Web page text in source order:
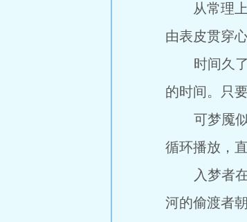
从常理上
由表皮贯穿
时间久了
的时间。只
可梦魇似
循环播放，
入梦者在
河的偷渡者